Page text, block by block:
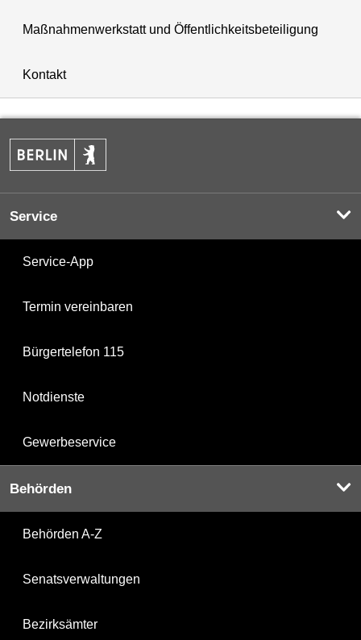
Maßnahmenwerkstatt und Öffentlichkeitsbeteiligung
Kontakt
Service
Service-App
Termin vereinbaren
Bürgertelefon 115
Notdienste
Gewerbeservice
Behörden
Behörden A-Z
Senatsverwaltungen
Bezirksämter